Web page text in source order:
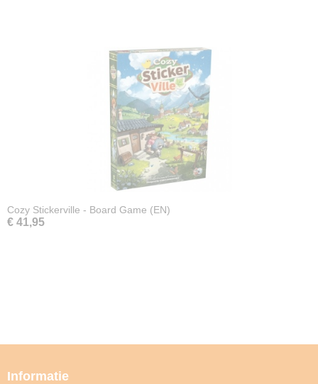
Cozy Stickerville - Board Game (EN)
€ 41,95
Informatie